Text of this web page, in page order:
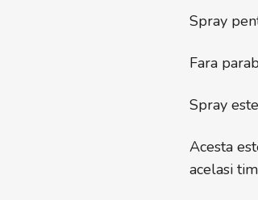
Spray
Fara
Spray
Acesta
acelasi